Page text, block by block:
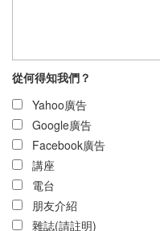
從何得知我們？
Yahoo廣告
Google廣告
Facebook廣告
講座
電台
朋友介紹
雜誌(請註明)